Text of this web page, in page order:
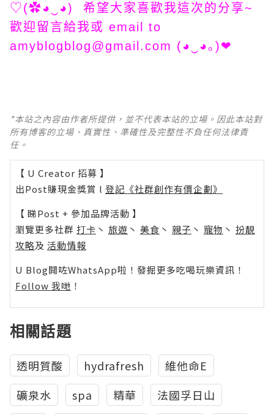
♡(✿◕‿◕) 希望大家喜歡我這次的分享~
歡迎留言給我或 email to
amyblogblog@gmail.com (◕‿◕｡)❤
*本站之內容由作者所提供，並不代表本站的立場。因此本站對
所有博客的立場、真實性、準確性及完整性不負任何法律責
任。
【 U Creator 招募 】
出Post賺現金獎賞 l 登記《社群創作有價企劃》
【 睇Post + 參加品牌活動 】
瀏覽更多社群 打卡 丶 旅遊 丶 美食 丶 親子 丶 寵物 丶 扮靚
攻略及 活動情報
U Blog開咗WhatsApp啦！發掘更多吃喝玩樂資訊！
Follow 我哋 ！
相關話題
透明質酸 hydrafresh
維他命E
礦泉水
spa 精華
法國孚日山